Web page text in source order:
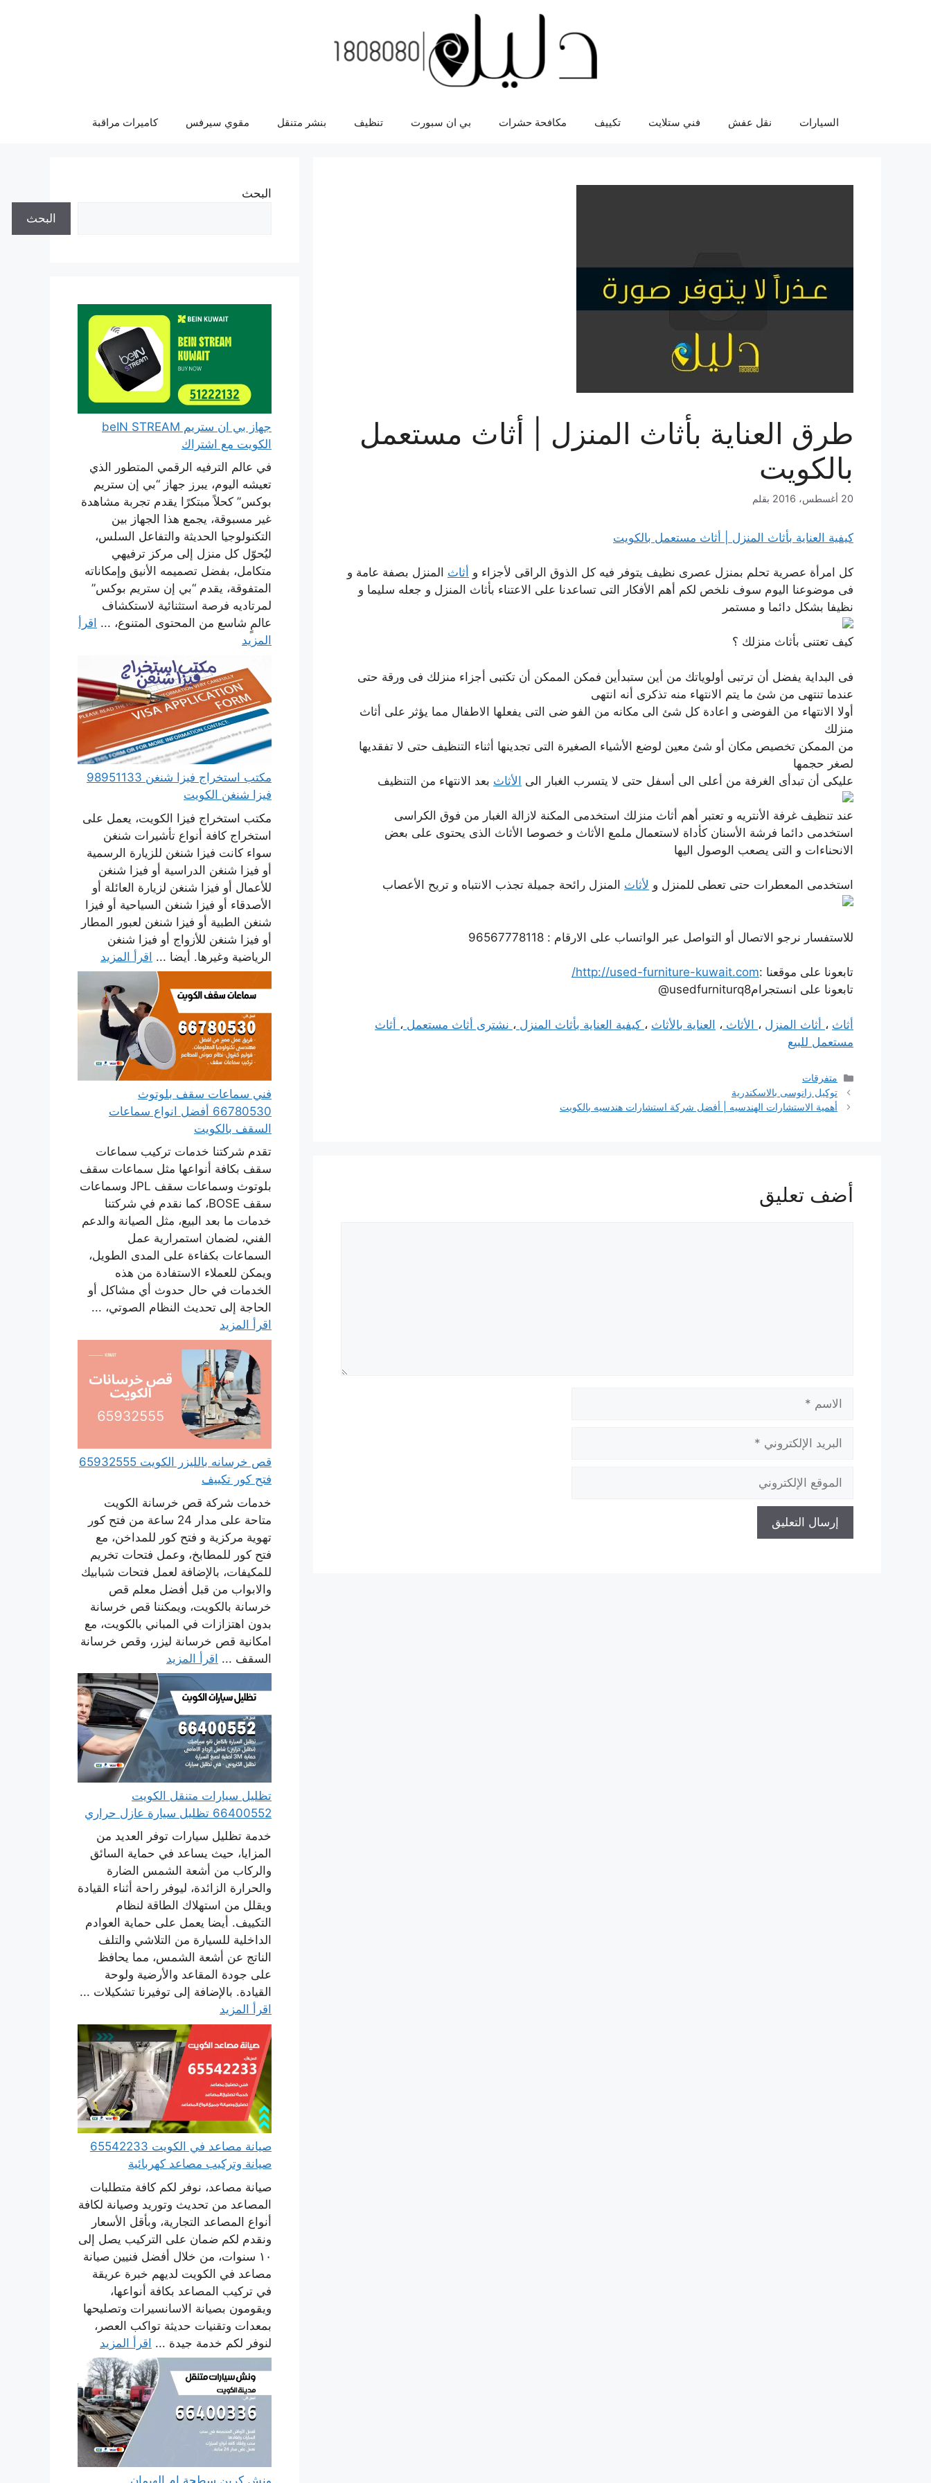
السيارات نقل عفش فني ستلايت تكييف مكافحة حشرات بي ان سبورت تنظيف بنشر متنقل مقوي سيرفس كاميرات مراقبة
طرق العناية بأثاث المنزل | أثاث مستعمل
بالكويت
20 أغسطس، 2016 بقلم
كيفية العناية بأثاث المنزل | أثاث مستعمل بالكويت
كل امرأة عصرية تحلم بمنزل عصرى نظيف يتوفر فيه كل الذوق الراقى لأجزاء و أثاث المنزل بصفة عامة و
فى موضوعنا اليوم سوف نلخص لكم أهم الأفكار التى تساعدنا على الاعتناء بأثاث المنزل و جعله سليما و
نظيفا بشكل دائما و مستمر
كيف تعتنى بأثاث منزلك ؟
فى البداية يفضل أن ترتبى أولوياتك من أين ستبدأين فمكن الممكن أن تكتبى أجزاء منزلك فى ورقة حتى
عندما تنتهى من شئ ما يتم الانتهاء منه تذكرى أنه انتهى
أولا الانتهاء من الفوضى و اعادة كل شئ الى مكانه من الفو ضى التى يفعلها الاطفال مما يؤثر على أثاث
منزلك
من الممكن تخصيص مكان أو شئ معين لوضع الأشياء الصغيرة التى تجدينها أثناء التنظيف حتى لا تفقديها
لصغر حجمها
عليكى أن تبدأى الغرفة من أعلى الى أسفل حتى لا يتسرب الغبار الى الأثاث بعد الانتهاء من التنظيف
عند تنظيف غرفة الأنتريه و تعتبر أهم أثاث منزلك استخدمى المكنة لازالة الغبار من فوق الكراسى
استخدمى دائما فرشة الأسنان كأداة لاستعمال ملمع الأثاث و خصوصا الأثاث الذى يحتوى على بعض
الانحناءات و التى يصعب الوصول اليها
استخدمى المعطرات حتى تعطى للمنزل و لأثاث المنزل رائحة جميلة تجذب الانتباه و تريح الأعصاب
للاستفسار نرجو الاتصال أو التواصل عبر الواتساب على الارقام : 96567778118
تابعونا على موقعنا :http://used-furniture-kuwait.com/
تابعونا على انستجرامusedfurniturq8@
أثاث ، أثاث المنزل ، الأثاث ، العناية بالأثاث ، كيفية العناية بأثاث المنزل ، نشترى أثاث مستعمل ، أثاث
مستعمل للبيع
التصنيفات
متفرقات
توكيل زانوسى بالاسكندرية
أهمية الاستشارات الهندسيه | أفضل شركة استشارات هندسيه بالكويت
أضف تعليق
الاسم
البريد
الإلكتروني
الموقع
الإلكتروني
البحث
البحث
جهاز بي ان ستريم beIN STREAM
الكويت مع اشتراك
في عالم الترفيه الرقمي المتطور الذي
تعيشه اليوم، يبرز جهاز “بي إن ستريم
بوكس” كحلاً مبتكرًا يقدم تجربة مشاهدة
غير مسبوقة، يجمع هذا الجهاز بين
التكنولوجيا الحديثة والتفاعل السلس،
ليُحوّل كل منزل إلى مركز ترفيهي
متكامل، بفضل تصميمه الأنيق وإمكاناته
المتفوقة، يقدم “بي إن ستريم بوكس”
لمرتاديه فرصة استثنائية لاستكشاف
عالمٍ شاسع من المحتوى المتنوع، ... اقرأ
المزيد
مكتب استخراج فيزا شنغن 98951133
فيزا شنغن الكويت
مكتب استخراج فيزا الكويت، يعمل على
استخراج كافة أنواع تأشيرات شنغن
سواء كانت فيزا شنغن للزيارة الرسمية
أو فيزا شنغن الدراسية أو فيزا شنغن
للأعمال أو فيزا شنغن لزيارة العائلة أو
الأصدقاء أو فيزا شنغن السياحية أو فيزا
شنغن الطبية أو فيزا شنغن لعبور المطار
أو فيزا شنغن للأزواج أو فيزا شنغن
الرياضية وغيرها. أيضا ... اقرأ المزيد
فني سماعات سقف بلوتوث
66780530 أفضل انواع سماعات
السقف بالكويت
تقدم شركتنا خدمات تركيب سماعات
سقف بكافة أنواعها مثل سماعات سقف
بلوتوث وسماعات سقف JPL وسماعات
سقف BOSE، كما نقدم في شركتنا
خدمات ما بعد البيع، مثل الصيانة والدعم
الفني، لضمان استمرارية عمل
السماعات بكفاءة على المدى الطويل،
ويمكن للعملاء الاستفادة من هذه
الخدمات في حال حدوث أي مشاكل أو
الحاجة إلى تحديث النظام الصوتي، ...
اقرأ المزيد
قص خرسانه بالليزر الكويت 65932555
فتح كور تكييف
خدمات شركة قص خرسانة الكويت
متاحة على مدار 24 ساعة من فتح كور
تهوية مركزية و فتح كور للمداخن، مع
فتح كور للمطابخ، وعمل فتحات تخريم
للمكيفات، بالإضافة لعمل فتحات شبابيك
والابواب من قبل أفضل معلم قص
خرسانة بالكويت، ويمكننا قص خرسانة
بدون اهتزازات في المباني بالكويت، مع
امكانية قص خرسانة ليزر، وقص خرسانة
السقف ... اقرأ المزيد
تظليل سيارات متنقل الكويت
66400552 تظليل سيارة عازل حراري
خدمة تظليل سيارات توفر العديد من
المزايا، حيث يساعد في حماية السائق
والركاب من أشعة الشمس الضارة
والحرارة الزائدة، ليوفر راحة أثناء القيادة
ويقلل من استهلاك الطاقة لنظام
التكييف. أيضا يعمل على حماية العوادم
الداخلية للسيارة من التلاشي والتلف
الناتج عن أشعة الشمس، مما يحافظ
على جودة المقاعد والأرضية ولوحة
القيادة. بالإضافة إلى توفيرنا تشكيلات ...
اقرأ المزيد
صيانة مصاعد في الكويت 65542233
صيانة وتركيب مصاعد كهربائية
صيانة مصاعد، نوفر لكم كافة متطلبات
المصاعد من تحديث وتوريد وصيانة لكافة
أنواع المصاعد التجارية، وبأقل الأسعار
ونقدم لكم ضمان على التركيب يصل إلى
١٠ سنوات، من خلال أفضل فنيين صيانة
مصاعد في الكويت لديهم خبرة عريقة
في تركيب المصاعد بكافة أنواعها،
ويقومون بصيانة الاسانسيرات وتصليحها
بمعدات وتقنيات حديثة تواكب العصر،
لنوفر لكم خدمة جيدة ... اقرأ المزيد
ونش كرين سطحة ام الهيمان